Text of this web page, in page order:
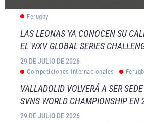
Ferugby
LAS LEONAS YA CONOCEN SU
EL WXV GLOBAL SERIES
29 DE JULIO DE 2026
Competiciones Internacionales
VALLADOLID VOLVERÁ A SER
SVNS WORLD CHAMPIONSHIP EN
29 DE JULIO DE 2026